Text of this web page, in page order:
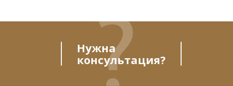
Нужна
консультация?